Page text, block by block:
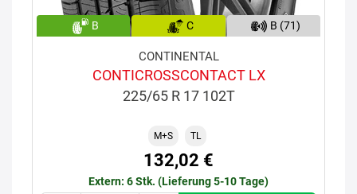
B C B (71)
CONTINENTAL
CONTICROSSCONTACT LX
225/65 R 17 102T
M+S TL
132,02 €
Extern: 6 Stk. (Lieferung 5-10 Tage)